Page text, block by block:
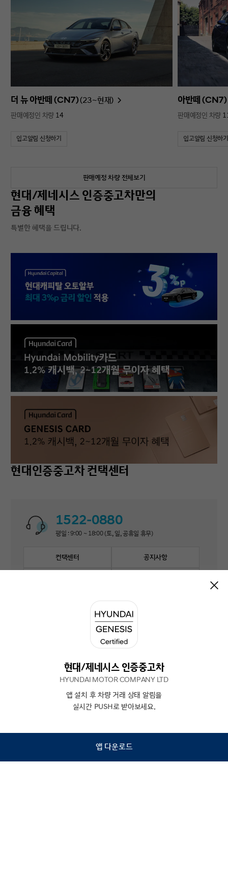
더 뉴 아반떼 (CN7)(23~현재)
판매예정인 차량 14
입고알림 신청하기
아반떼 (CN7)
판매예정인 차량
입고알림 신청하기
판매예정 차량 전체보기
현대/제네시스 인증중고차만의
금융 혜택
특별한 혜택을 드립니다.
현대인증중고차 컨택센터
1522-0880
평일 : 9:00 ~ 18:00 (토, 일, 공휴일 휴무)
컨택센터 공지사항
검색
현대/제네시스 인증중고차
HYUNDAI MOTOR COMPANY LTD
앱 설치 후 차량 거래 상태 알림을
실시간 PUSH로 받아보세요.
앱 다운로드